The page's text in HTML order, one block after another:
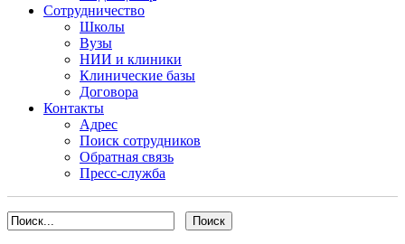
Сотрудничество
Школы
Вузы
НИИ и клиники
Клинические базы
Договора
Контакты
Адрес
Поиск сотрудников
Обратная связь
Пресс-служба